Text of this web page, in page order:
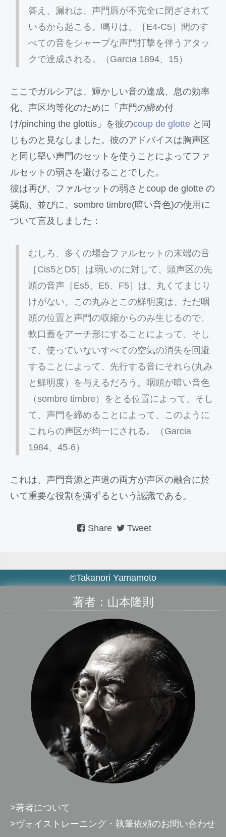
答え、漏れは、声門唇が不完全に閉ざされて
いるから起こる。鳴りは、［E4-C5］間のす
べての音をシャープな声門打撃を伴うアタッ
クで達成される。（Garcia 1894、15）
ここでガルシアは、輝かしい音の達成、息の効率
化、声区均等化のために「声門の締め付
け/pinching the glottis」を彼のcoup de glotte と同
じものと見なしました。彼のアドバイスは胸声区
と同じ堅い声門のセットを使うことによってファ
ルセットの弱さを避けることでした。
彼は再び、ファルセットの弱さとcoup de glotte の
奨励、並びに、sombre timbre(暗い音色)の使用に
ついて言及しました：
むしろ、多くの場合ファルセットの末端の音
［Cis5とD5］は弱いのに対して、頭声区の先
頭の音声［Es5、E5、F5］は、丸くてまじり
けがない。
この丸みとこの鮮明度は、ただ咽
頭の位置と声門の収縮からのみ生じるので、
軟口蓋をアーチ形にすることによって、そし
て、使っていないすべての空気の消失を回避
することによって、先行する音にそれら(丸み
と鮮明度）を与えるだろう。 咽頭が暗い音色
（sombre timbre）をとる位置によって、そし
て、声門を締めることによって、このように
これらの声区が均一にされる。（Garcia
1984、45-6）
これは、声門音源と声道の両方が声区の融合に於
いて重要な役割を演ずるという認識である。
Share Tweet
©Takanori Yamamoto
著者：山本隆則
>著者について
>ヴォイストレーニング・執筆依頼のお問い合わせ